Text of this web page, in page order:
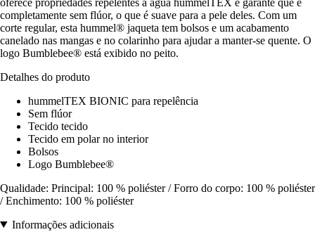
completamente sem flúor, o que é suave para a pele deles. Com um
corte regular, esta hummel® jaqueta tem bolsos e um acabamento
canelado nas mangas e no colarinho para ajudar a manter-se quente. O
logo Bumblebee® está exibido no peito.
Detalhes do produto
hummelTEX BIONIC para repelência
Sem flúor
Tecido tecido
Tecido em polar no interior
Bolsos
Logo Bumblebee®
Qualidade: Principal: 100 % poliéster / Forro do corpo: 100 % poliéster
/ Enchimento: 100 % poliéster
Informações adicionais